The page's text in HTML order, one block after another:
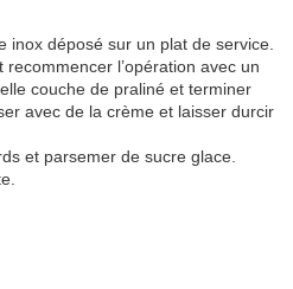
inox déposé sur un plat de service.
l’opération avec un
couche de praliné et terminer
avec de la crème et laisser durcir
et parsemer de sucre glace.